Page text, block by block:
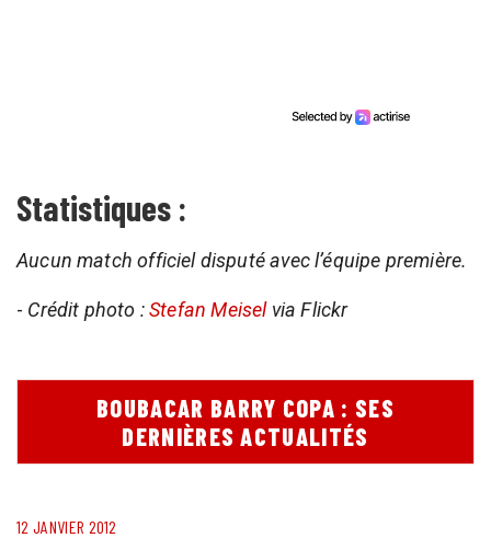
Statistiques :
Aucun match officiel disputé avec l’équipe première.
- Crédit photo :Stefan Meiselvia Flickr
BOUBACAR BARRY COPA : SES
DERNIÈRES ACTUALITÉS
12 JANVIER 2012